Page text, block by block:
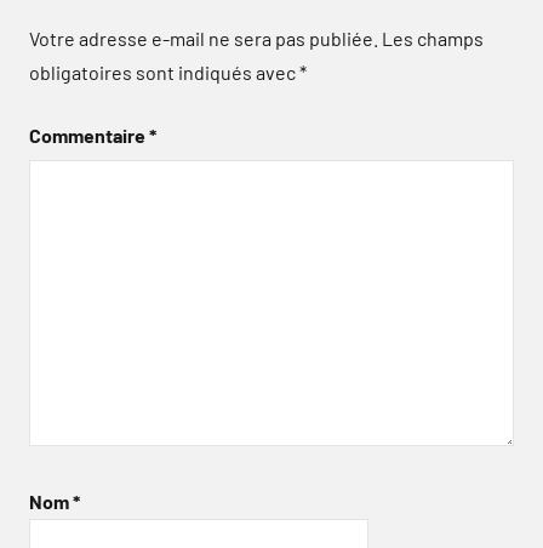
Votre adresse e-mail ne sera pas publiée. Les champs
obligatoires sont indiqués avec*
Commentaire*
Nom*